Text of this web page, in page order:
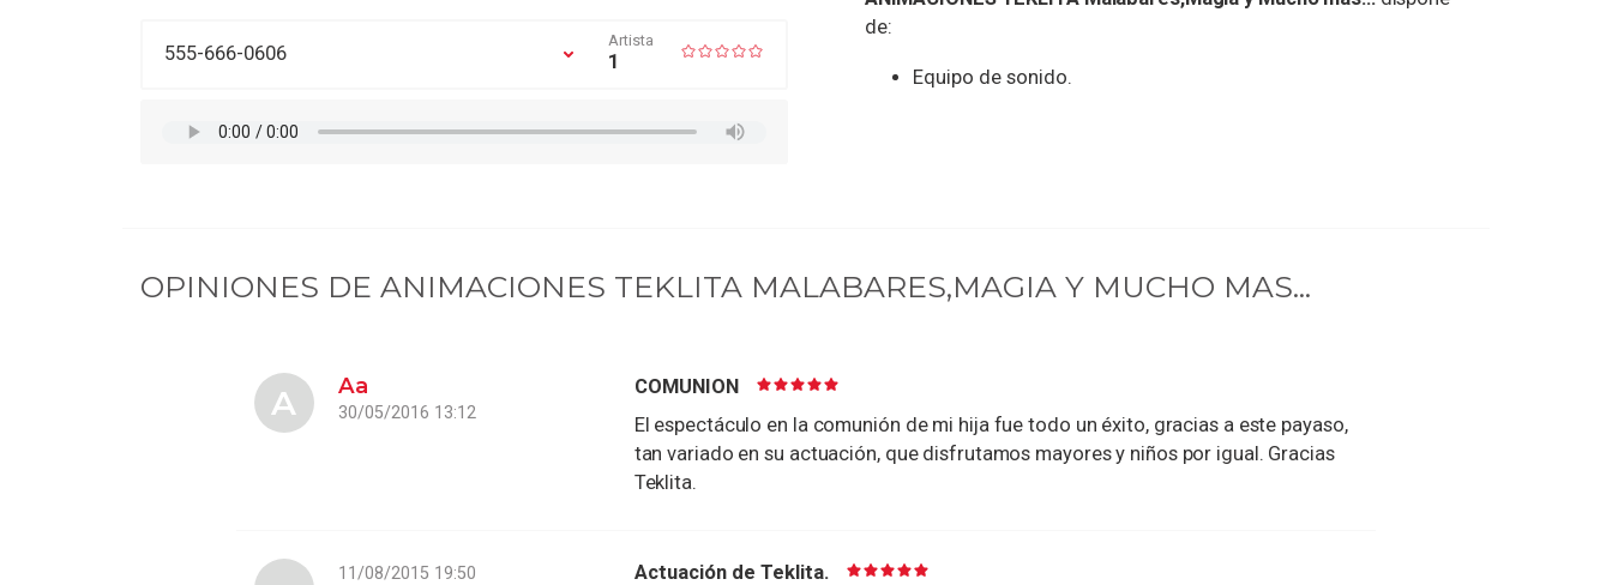
555-666-0606
Artista
1
de:
Equipo de sonido.
OPINIONES DE ANIMACIONES TEKLITA MALABARES,MAGIA Y MUCHO MAS...
Aa
30/05/2016 13:12
A
COMUNION
El espectáculo en la comunión de mi hija fue todo un éxito, gracias a este payaso,
tan variado en su actuación, que disfrutamos mayores y niños por igual. Gracias
Teklita.
11/08/2015 19:50
Actuación de Teklita.